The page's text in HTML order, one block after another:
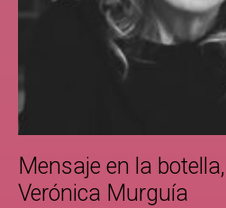
Mensaje en la
Verónica Murguía